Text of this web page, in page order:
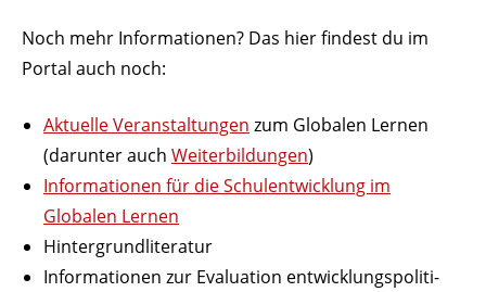
Noch mehr Infor­ma­tionen? Das hier findest du im
Portal auch noch:
Aktuelle Veran­stal­tungen zum Globalen Lernen
(darunter auch Weiter­bil­dungen)
Infor­ma­tionen für die Schul­ent­wicklung im
Globalen Lernen
Hinter­grund­li­te­ratur
Infor­ma­tionen zur Evaluation entwick­lungs­po­li­ti­